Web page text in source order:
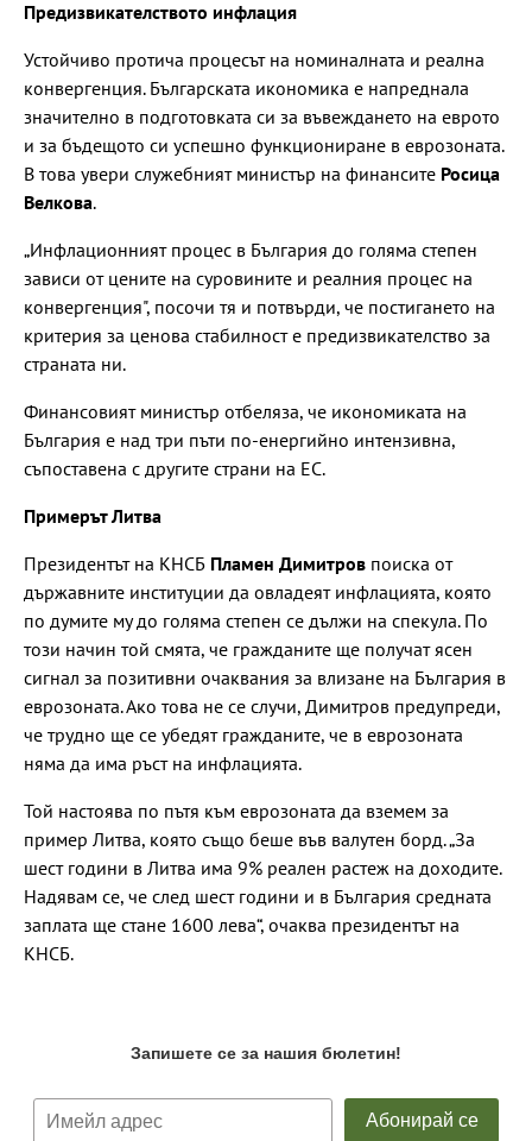
Предизвикателството инфлация
Устойчиво протича процесът на номиналната и реална
конвергенция. Българската икономика е напреднала
значително в подготовката си за въвеждането на еврото
и за бъдещото си успешно функциониране в еврозоната.
В това увери служебният министър на финансите Росица
Велкова.
„Инфлационният процес в България до голяма степен
зависи от цените на суровините и реалния процес на
конвергенция", посочи тя и потвърди, че постигането на
критерия за ценова стабилност е предизвикателство за
страната ни.
Финансовият министър отбеляза, че икономиката на
България е над три пъти по-енергийно интензивна,
съпоставена с другите страни на ЕС.
Примерът Литва
Президентът на КНСБ Пламен Димитров поиска от
държавните институции да овладеят инфлацията, която
по думите му до голяма степен се дължи на спекула. По
този начин той смята, че гражданите ще получат ясен
сигнал за позитивни очаквания за влизане на България в
еврозоната. Ако това не се случи, Димитров предупреди,
че трудно ще се убедят гражданите, че в еврозоната
няма да има ръст на инфлацията.
Той настоява по пътя към еврозоната да вземем за
пример Литва, която също беше във валутен борд. „За
шест години в Литва има 9% реален растеж на доходите.
Надявам се, че след шест години и в България средната
заплата ще стане 1600 лева“, очаква президентът на
КНСБ.